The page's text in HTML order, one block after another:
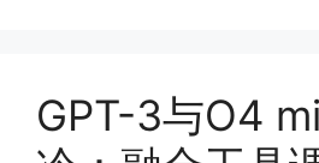
GPT-3与O4